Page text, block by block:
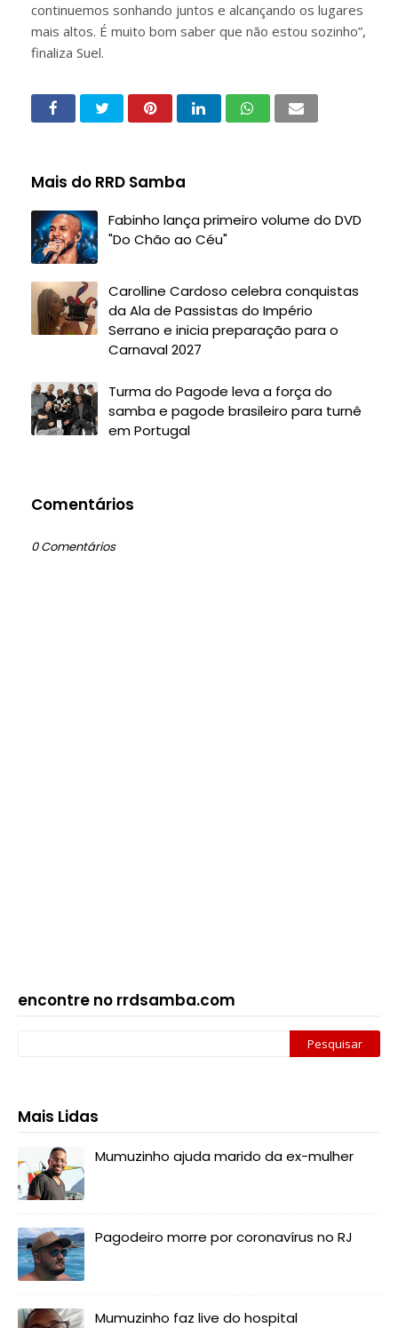
continuemos sonhando juntos e alcançando os lugares
mais altos. É muito bom saber que não estou sozinho”,
finaliza Suel.
Mais do RRD Samba
Fabinho lança primeiro volume do DVD
"Do Chão ao Céu"
Carolline Cardoso celebra conquistas
da Ala de Passistas do Império
Serrano e inicia preparação para o
Carnaval 2027
Turma do Pagode leva a força do
samba e pagode brasileiro para turnê
em Portugal
Comentários
0 Comentários
encontre no rrdsamba.com
Mais Lidas
Mumuzinho ajuda marido da ex-mulher
Pagodeiro morre por coronavírus no RJ
Mumuzinho faz live do hospital